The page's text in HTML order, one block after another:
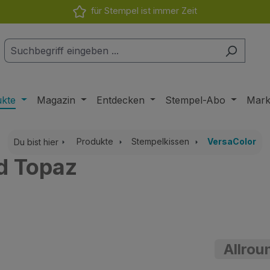
für Stempel ist immer Zeit
Magazin Entdecken Stempel-Abo
Du bist hier Produkte Stempelkissen VersaColor
Topaz